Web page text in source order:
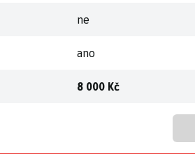
ne
ano
8 000 Kč